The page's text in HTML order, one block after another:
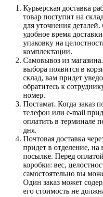
Курьерская доставка
товар поступит на
для уточнения
удобное время
упаковку на
комплектации.
Самовывоз из
выбора появится в
склад, вам придет
обратитесь к
номер.
Постамат. Когда заказ
телефон или e-mail
оплатить в терминале
дня.
Почтовая доставка
придет в отделение,
посылке. Перед
коробки: вес,
самостоятельно вы
Один заказ может
его стоимость не